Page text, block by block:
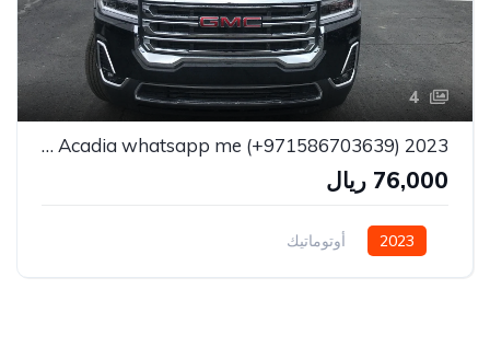
4
2023 GMC Acadia whatsapp me (+971586703639)
76,000 ريال
2023 أوتوماتيك